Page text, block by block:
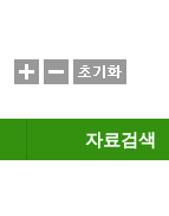
자료검색